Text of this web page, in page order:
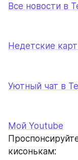
Все новости в
Недетские
Уютный чат в
Мой Youtube
кисонькам: